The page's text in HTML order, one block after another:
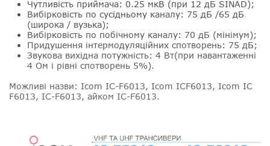
Чутливість приймача: 0.25 мкВ (при 12 дБ SINAD);
Вибірковість по сусідньому каналу: 75 дБ /65 дБ
(широка / вузька);
Вибірковість по побічному каналу: 70 дБ (мінімум);
Придушення інтермодуляційних спотворень: 75 дБ;
Звукова вихідна потужність: 4 Вт(при навантаженні
4 Ом і рівні спотворень 5%).
Можливі назви: Icom IC-F6013, Icom ICF6013, Icom IC
F6013, IC-F6013, айком IC-F6013.